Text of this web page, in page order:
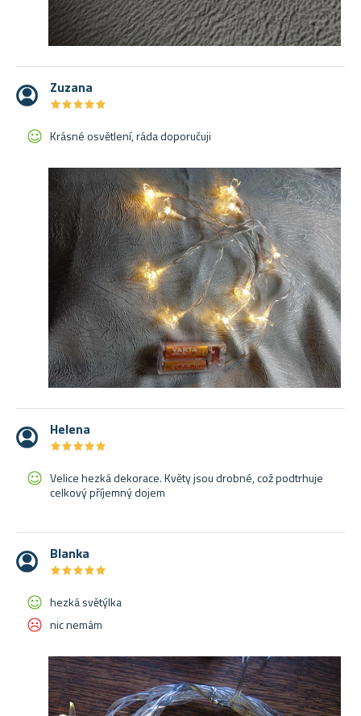
Zuzana
★★★★★
★★★★★
Krásné osvětlení, ráda doporučuji
Helena
★★★★★
★★★★★
Velice hezká dekorace. Květy jsou drobné, což podtrhuje
celkový příjemný dojem
Blanka
★★★★★
★★★★★
hezká světýlka
nic nemám